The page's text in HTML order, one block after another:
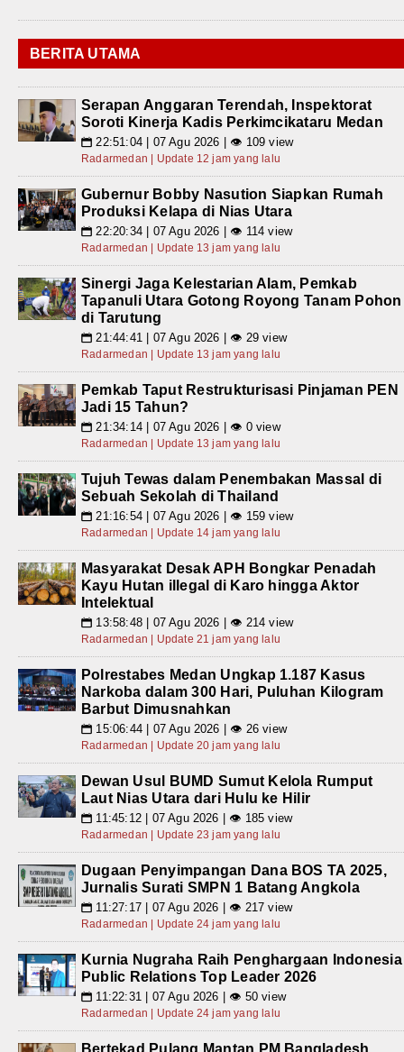
BERITA UTAMA
Serapan Anggaran Terendah, Inspektorat
Soroti Kinerja Kadis Perkimcikataru Medan
📅 22:51:04 | 07 Agu 2026 | 👁 109 view
Radarmedan | Update 12 jam yang lalu
Gubernur Bobby Nasution Siapkan Rumah
Produksi Kelapa di Nias Utara
📅 22:20:34 | 07 Agu 2026 | 👁 114 view
Radarmedan | Update 13 jam yang lalu
Sinergi Jaga Kelestarian Alam, Pemkab
Tapanuli Utara Gotong Royong Tanam Pohon
di Tarutung
📅 21:44:41 | 07 Agu 2026 | 👁 29 view
Radarmedan | Update 13 jam yang lalu
Pemkab Taput Restrukturisasi Pinjaman PEN
Jadi 15 Tahun?
📅 21:34:14 | 07 Agu 2026 | 👁 0 view
Radarmedan | Update 13 jam yang lalu
Tujuh Tewas dalam Penembakan Massal di
Sebuah Sekolah di Thailand
📅 21:16:54 | 07 Agu 2026 | 👁 159 view
Radarmedan | Update 14 jam yang lalu
Masyarakat Desak APH Bongkar Penadah
Kayu Hutan illegal di Karo hingga Aktor
Intelektual
📅 13:58:48 | 07 Agu 2026 | 👁 214 view
Radarmedan | Update 21 jam yang lalu
Polrestabes Medan Ungkap 1.187 Kasus
Narkoba dalam 300 Hari, Puluhan Kilogram
Barbut Dimusnahkan
📅 15:06:44 | 07 Agu 2026 | 👁 26 view
Radarmedan | Update 20 jam yang lalu
Dewan Usul BUMD Sumut Kelola Rumput
Laut Nias Utara dari Hulu ke Hilir
📅 11:45:12 | 07 Agu 2026 | 👁 185 view
Radarmedan | Update 23 jam yang lalu
Dugaan Penyimpangan Dana BOS TA 2025,
Jurnalis Surati SMPN 1 Batang Angkola
📅 11:27:17 | 07 Agu 2026 | 👁 217 view
Radarmedan | Update 24 jam yang lalu
Kurnia Nugraha Raih Penghargaan Indonesia
Public Relations Top Leader 2026
📅 11:22:31 | 07 Agu 2026 | 👁 50 view
Radarmedan | Update 24 jam yang lalu
Bertekad Pulang Mantan PM Bangladesh